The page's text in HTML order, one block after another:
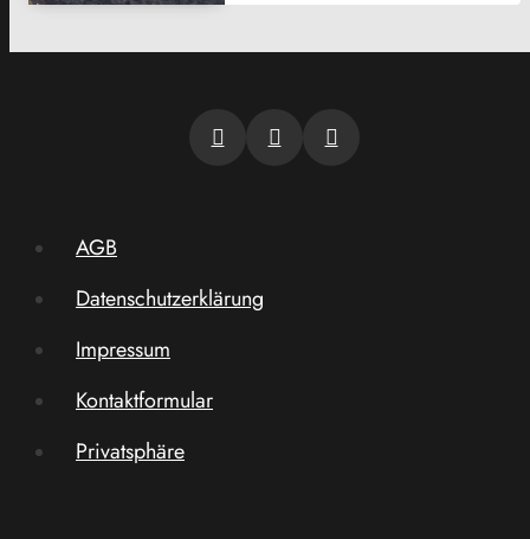
AGB
Datenschutzerklärung
Impressum
Kontaktformular
Privatsphäre